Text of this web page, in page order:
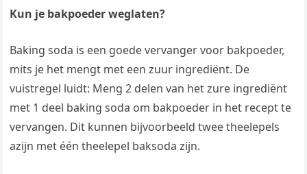
Kun je bakpoeder weglaten?
Baking soda is een goede vervanger voor bakpoeder,
mits je het mengt met een zuur ingrediënt. De
vuistregel luidt: Meng 2 delen van het zure ingrediënt
met 1 deel baking soda om bakpoeder in het recept te
vervangen. Dit kunnen bijvoorbeeld twee theelepels
azijn met één theelepel baksoda zijn.